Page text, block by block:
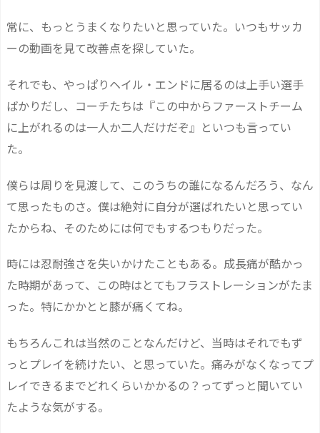
常に、もっとうまくなりたいと思っていた。いつもサッカ
ーの動画を見て改善点を探していた。
それでも、やっぱりヘイル・エンドに居るのは上手い選手
ばかりだし、コーチたちは『この中からファーストチーム
に上がれるのは一人か二人だけだぞ』といつも言ってい
た。
僕らは周りを見渡して、このうちの誰になるんだろう、なん
て思ったものさ。僕は絶対に自分が選ばれたいと思ってい
たからね、そのためには何でもするつもりだった。
時には忍耐強さを失いかけたこともある。成長痛が酷かっ
た時期があって、この時はとてもフラストレーションがたま
った。特にかかとと膝が痛くてね。
もちろんこれは当然のことなんだけど、当時はそれでもず
っとプレイを続けたい、と思っていた。痛みがなくなってプ
レイできるまでどれくらいかかるの？ってずっと聞いてい
たような気がする。